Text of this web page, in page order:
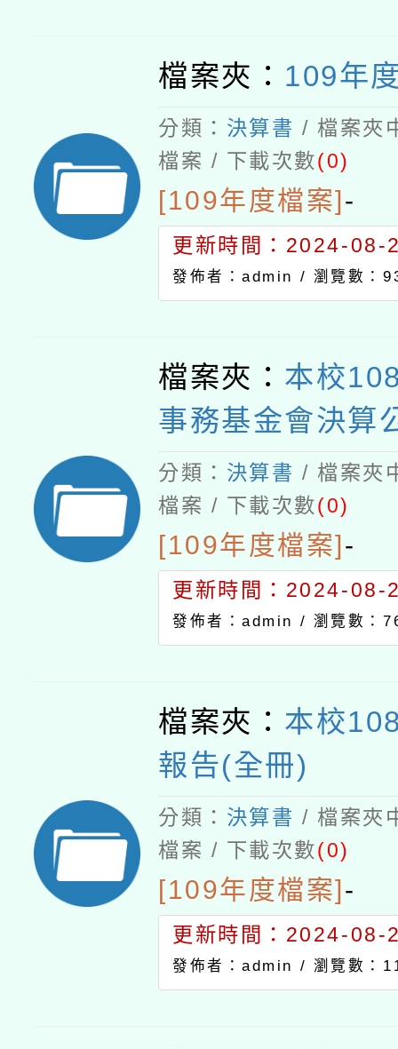
檔案夾： 109年
分類： 決算書 / 檔案夾
檔案 / 下載次數(0)
[109年度檔案] -
更新時間：2024-08-
發佈者：admin / 瀏覽數：
檔案夾： 本校
事務基金會決算
分類： 決算書 / 檔案夾
檔案 / 下載次數(0)
[109年度檔案] -
更新時間：2024-08-
發佈者：admin / 瀏覽數：
檔案夾： 本校
報告(全冊)
分類： 決算書 / 檔案夾
檔案 / 下載次數(0)
[109年度檔案] -
更新時間：2024-08-
發佈者：admin / 瀏覽數：